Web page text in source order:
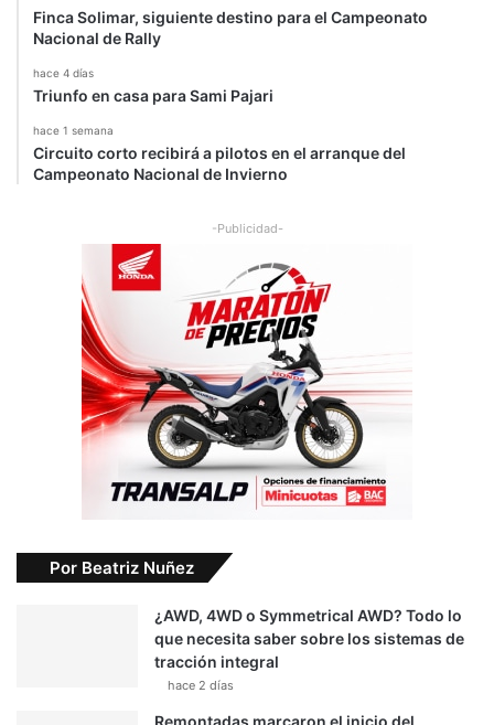
Finca Solimar, siguiente destino para el Campeonato
Nacional de Rally
hace 4 días
Triunfo en casa para Sami Pajari
hace 1 semana
Circuito corto recibirá a pilotos en el arranque del
Campeonato Nacional de Invierno
-Publicidad-
Por Beatriz Nuñez
¿AWD, 4WD o Symmetrical AWD? Todo lo
que necesita saber sobre los sistemas de
tracción integral
hace 2 días
Remontadas marcaron el inicio del